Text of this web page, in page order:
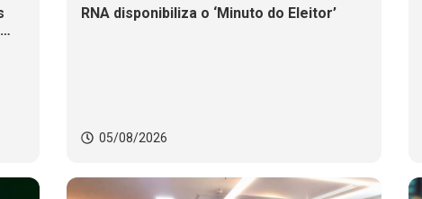
RNA disponibiliza o ‘Minuto do Eleitor’
05/08/2026